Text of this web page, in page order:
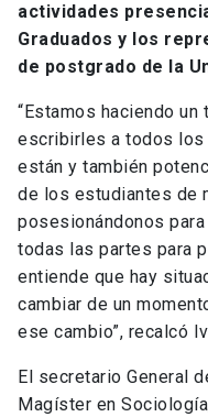
actividades
Graduados y los
de postgrado de la
“Estamos haciendo
escribirles a todos los
están y también
de los estudiantes de
posesionándonos
todas las partes para
entiende que hay
cambiar de un
ese cambio”, recalcó
El secretario General
Magíster en